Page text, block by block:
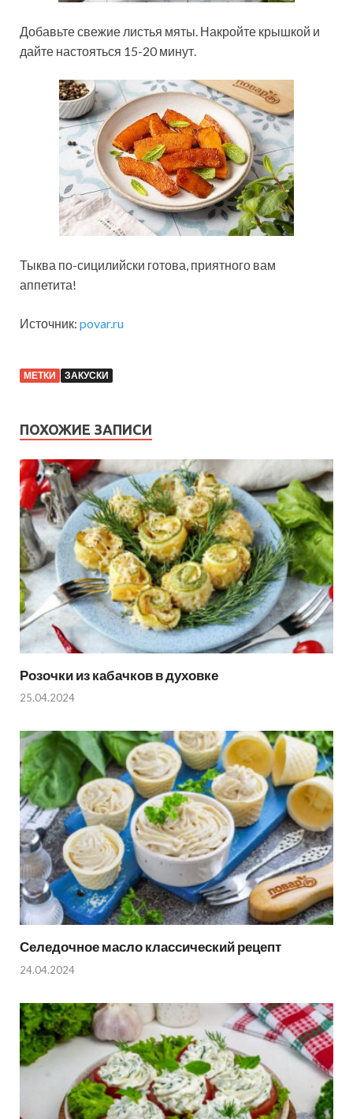
Добавьте свежие листья мяты. Накройте крышкой и
дайте настояться 15-20 минут.
Тыква по-сицилийски готова, приятного вам
аппетита!
Источник: povar.ru
МЕТКИ ЗАКУСКИ
ПОХОЖИЕ ЗАПИСИ
Розочки из кабачков в духовке
25.04.2024
Селедочное масло классический рецепт
24.04.2024